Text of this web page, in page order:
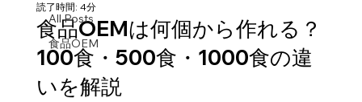
All Posts
食品OEM
食品OEMは何個から作れる？
100食・500食・1000食の違
いを解説
読了時間: 4分